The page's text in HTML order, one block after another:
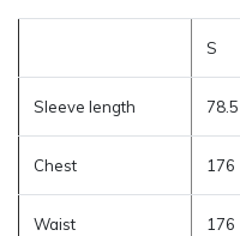
S
Sleeve length 78.5
Chest 176
Waist 176